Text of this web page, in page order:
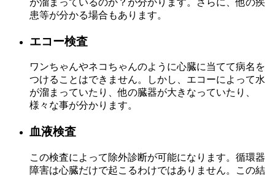
が溜まっているのか？が分かります。さらに、他の疾
患等が分かる場合もあります。
エコー検査
ワンちゃんやネコちゃんのように心臓に当てて病名を
つけることはできません。しかし、エコーによって水
が溜まっていたり、他の臓器が大きなっていたり、
様々な事が分かります。
血液検査
この検査によって除外診断が可能になります。循環器
障害は心臓だけで起こるわけではありません。この結